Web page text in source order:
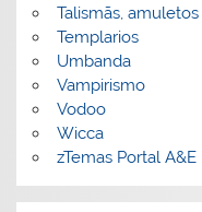
Talismãs,
Templarios
Umbanda
Vampirismo
Vodoo
Wicca
zTemas Portal A&E